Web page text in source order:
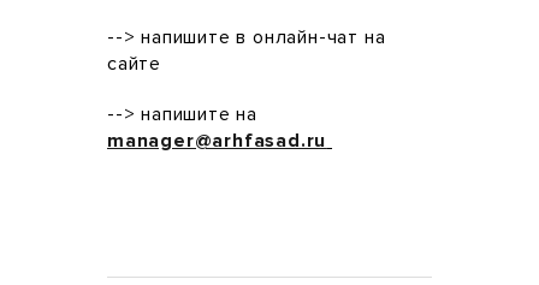
--> напишите в онлайн-чат на
сайте
--> напишите на
manager@arhfasad.ru